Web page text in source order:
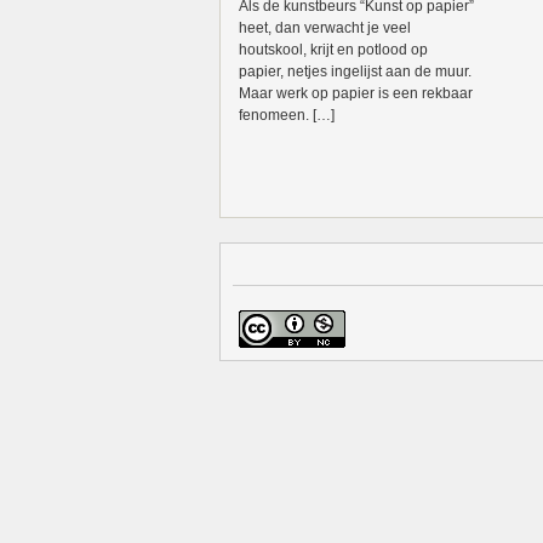
Als de kunstbeurs “Kunst op papier”
heet, dan verwacht je veel
houtskool, krijt en potlood op
papier, netjes ingelijst aan de muur.
Maar werk op papier is een rekbaar
fenomeen. […]